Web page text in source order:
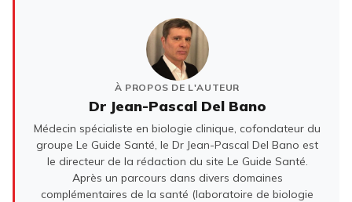
À PROPOS DE L'AUTEUR
Dr Jean-Pascal Del Bano
Médecin spécialiste en biologie clinique, cofondateur du
groupe Le Guide Santé, le Dr Jean-Pascal Del Bano est
le directeur de la rédaction du site Le Guide Santé.
Après un parcours dans divers domaines
complémentaires de la santé (laboratoire de biologie